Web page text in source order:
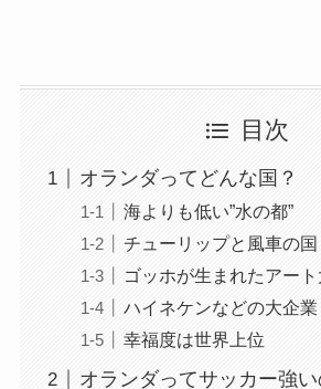
目次
オランダってどんな国？
海よりも低い”水の都”
チューリップと風車の国
ゴッホが生まれたアート
ハイネケンなどの大企業
幸福度は世界上位
オランダってサッカー強い